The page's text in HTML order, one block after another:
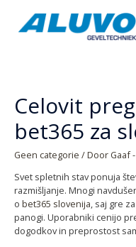
Celovit
bet365 za
Geen categorie / Door Gaaf
Svet spletnih stav ponuja
razmišljanje. Mnogi
o bet365 slovenija, saj gre
panogi. Uporabniki cenijo
dogodkov in preprostost